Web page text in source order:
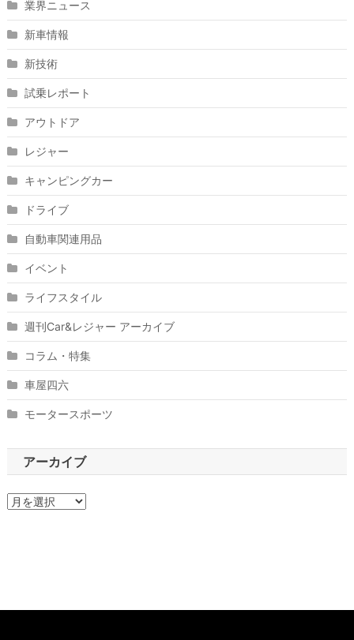
業界ニュース
新車情報
新技術
試乗レポート
アウトドア
レジャー
キャンピングカー
ドライブ
自動車関連用品
イベント
ライフスタイル
週刊Car&レジャー アーカイブ
コラム・特集
車屋四六
モータースポーツ
アーカイブ
ア